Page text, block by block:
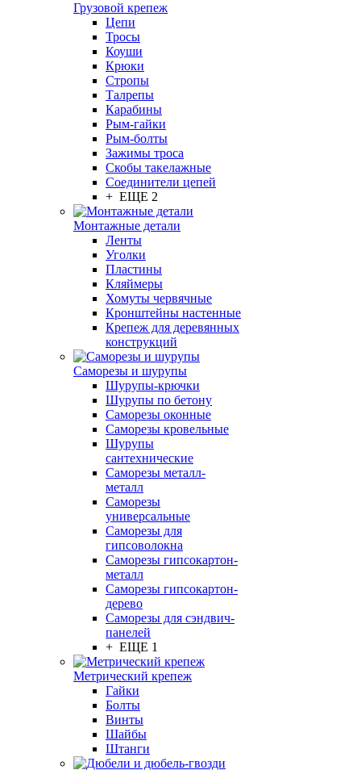
Грузовой крепеж
Цепи
Тросы
Коуши
Крюки
Стропы
Талрепы
Карабины
Рым-гайки
Рым-болты
Зажимы троса
Скобы такелажные
Соединители цепей
+ ЕЩЕ 2
Монтажные детали
Ленты
Уголки
Пластины
Кляймеры
Хомуты червячные
Кронштейны настенные
Крепеж для деревянных
конструкций
Саморезы и шурупы
Шурупы-крючки
Шурупы по бетону
Саморезы оконные
Саморезы кровельные
Шурупы
сантехнические
Саморезы металл-
металл
Саморезы
универсальные
Саморезы для
гипсоволокна
Саморезы гипсокартон-
металл
Саморезы гипсокартон-
дерево
Саморезы для сэндвич-
панелей
+ ЕЩЕ 1
Метрический крепеж
Гайки
Болты
Винты
Шайбы
Штанги